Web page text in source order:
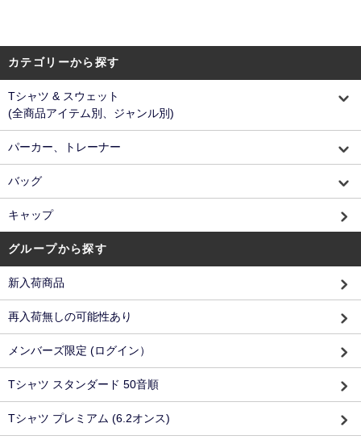
カテゴリーから探す
Tシャツ & スウェット
(全商品アイテム別、ジャンル別)
パーカー、トレーナー
バッグ
キャップ
グループから探す
新入荷商品
再入荷無しの可能性あり
メンバーズ限定 (ログイン）
Tシャツ スタンダード 50音順
Tシャツ プレミアム (6.2オンス)